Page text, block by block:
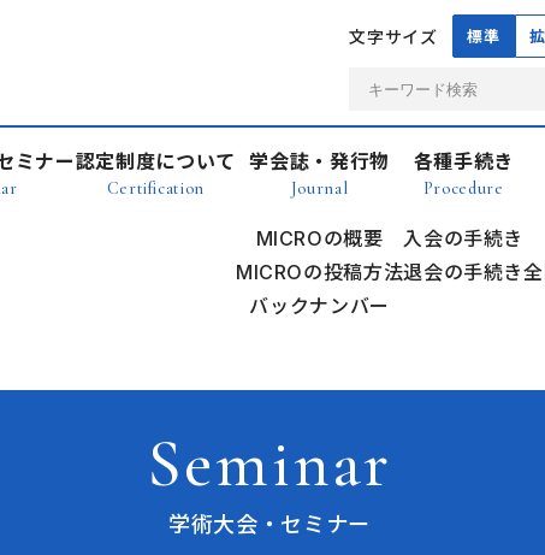
文字サイズ 標準
ミナー認定制度について
Certification
学会誌・発行物
Journal
MICROの概要
MICROの投稿方法
バックナンバー
各種手続き
Procedure
入会の手続き
退会の手続き
Seminar
学術大会・セミナー